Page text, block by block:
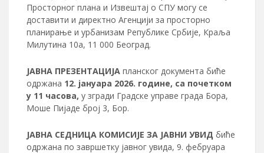
Просторног плана и Извештај о СПУ могу се
доставити и директно Агенцији за просторно
планирање и урбанизам Републике Србије, Краља
Милутина 10а, 11 000 Београд.
ЈАВНА ПРЕЗЕНТАЦИЈА планског документа биће
одржана 12. јануара 2026. године, са почетком
у 11 часова, у згради Градске управе града Бора,
Моше Пијаде број 3, Бор.
ЈАВНА СЕДНИЦА КОМИСИЈЕ ЗА ЈАВНИ УВИД биће
одржана по завршетку јавног увида, 9. фебруара